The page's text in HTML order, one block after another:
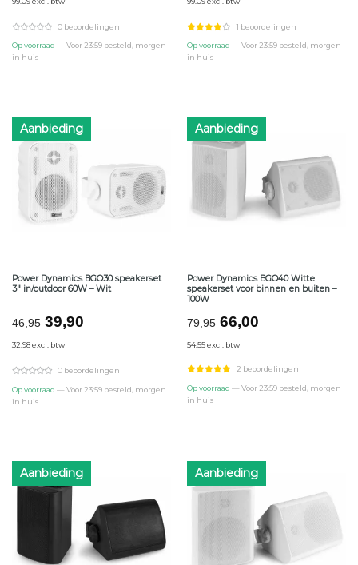
was:
€139,95.€119,90.
0 beoordelingen
Op voorraad — Voor 23:59 besteld, morgen
in huis
was:
€139,95.€119,90.
1 beoordelingen
Op voorraad — Voor 23:59 besteld, morgen
in huis
Aanbieding
Power Dynamics BGO30 speakerset
3″ in/outdoor 60W – Wit
46,95 Oorspronkelijke
was:
€46,95.
39,90Huidige
€39,90.
32.98 excl. btw
0 beoordelingen
Op voorraad — Voor 23:59 besteld, morgen
in huis
Aanbieding
Power Dynamics BGO40 Witte
speakerset voor binnen en buiten –
100W
79,95 Oorspronkelijke
was:
€79,95.
66,00Huidige
€66,00.
54.55 excl. btw
2 beoordelingen
Op voorraad — Voor 23:59 besteld, morgen
in huis
Aanbieding Aanbieding